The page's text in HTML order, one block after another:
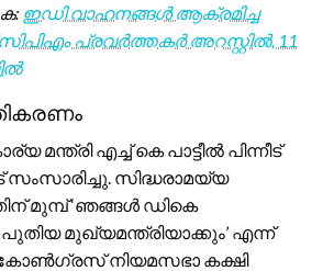
ഇഡി വാഹനങ്ങൾ ആക്രമിച്ച
പ്രവർത്തകർ അറസ്റ്റിൽ, 11
മന്ത്രി എച്ച് കെ പാട്ടീൽ പിന്നീട്
സിദ്ധരാമയ്യ
മുമ്പ് ‘ഞങ്ങൾ ഡികെ
മുഖ്യമന്ത്രിയാക്കും’ എന്ന്
നിയമസഭാ കക്ഷി